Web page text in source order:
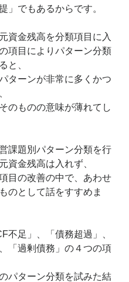
」でもあるからです。
資金残高を分類項目に入
項目によりパターン分類
と、
ターンが非常に多くかつ
のものの意味が薄れてし
課題別パターン分類を行
資金残高は入れず、
目の改善の中で、あわせ
のとして話をすすめま
不足」、「債務超過」、
「過剰債務」の４つの項
パターン分類を試みた結